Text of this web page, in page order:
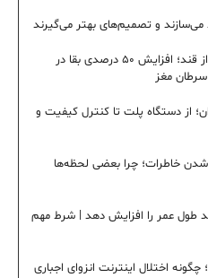
می‌سازند و تصمیم‌های بهتر می‌گیرند
درمان نوین با نانوذرات پوشیده از قند؛ افزایش ۵۰ درصدی بقا در
مغز
از دستگاه پلت تا کنترل کیفیت و
خاطرات؛ چرا بعضی لحظه‌ها
طول عمر را افزایش دهد | شرط مهم
اختلال اینترنت انزوای اجباری